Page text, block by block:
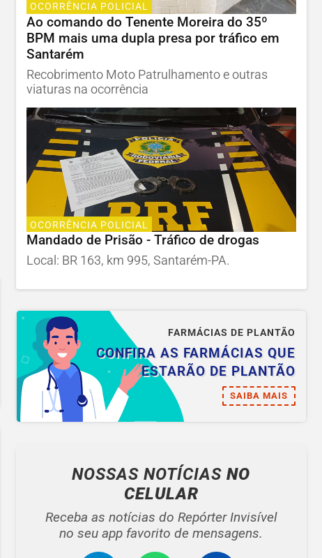
OCORRÊNCIA POLICIAL
Ao comando do Tenente Moreira do 35º
BPM mais uma dupla presa por tráfico em
Santarém
Recobrimento Moto Patrulhamento e outras
viaturas na ocorrência
OCORRÊNCIA POLICIAL
Mandado de Prisão - Tráfico de drogas
Local: BR 163, km 995, Santarém-PA.
FARMÁCIAS DE PLANTÃO
CONFIRA AS FARMÁCIAS QUE
ESTARÃO DE PLANTÃO
SAIBA MAIS
NOSSAS NOTÍCIASNO
CELULAR
Receba as notícias do Repórter Invisível
no seu app favorito de mensagens.